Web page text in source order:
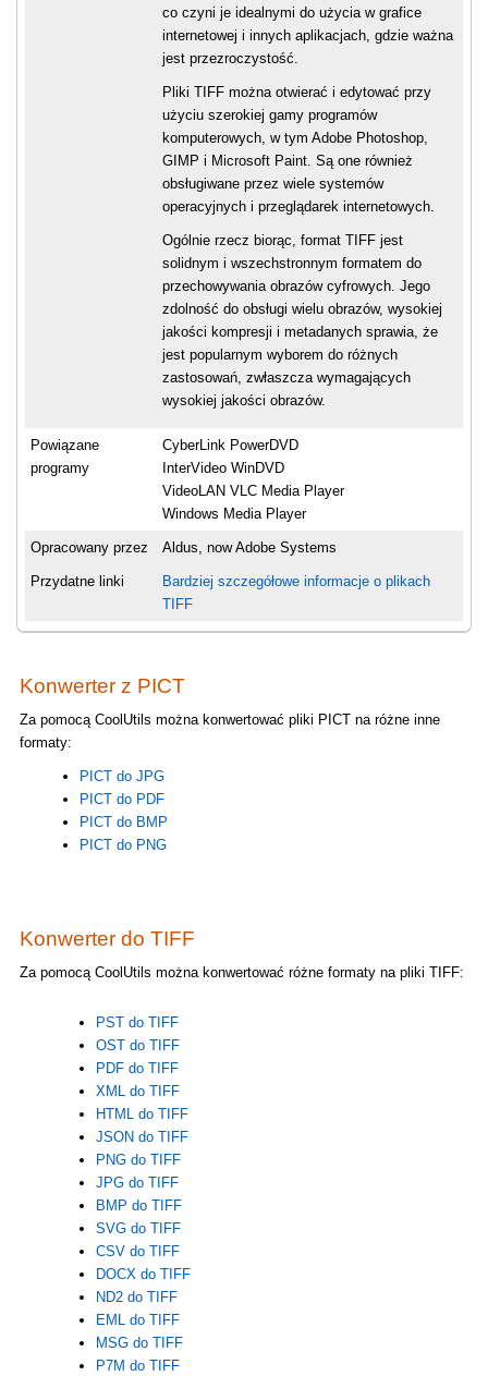
co czyni je idealnymi do użycia w grafice
internetowej i innych aplikacjach, gdzie ważna
jest przezroczystość.
Pliki TIFF można otwierać i edytować przy
użyciu szerokiej gamy programów
komputerowych, w tym Adobe Photoshop,
GIMP i Microsoft Paint. Są one również
obsługiwane przez wiele systemów
operacyjnych i przeglądarek internetowych.
Ogólnie rzecz biorąc, format TIFF jest
solidnym i wszechstronnym formatem do
przechowywania obrazów cyfrowych. Jego
zdolność do obsługi wielu obrazów, wysokiej
jakości kompresji i metadanych sprawia, że
jest popularnym wyborem do różnych
zastosowań, zwłaszcza wymagających
wysokiej jakości obrazów.
Powiązane
programy
CyberLink PowerDVD
InterVideo WinDVD
VideoLAN VLC Media Player
Windows Media Player
Opracowany przez Aldus, now Adobe Systems
Przydatne linki
Bardziej szczegółowe informacje o plikach
TIFF
Konwerter z PICT
Za pomocą CoolUtils można konwertować pliki PICT na różne inne
formaty:
PICT do JPG
PICT do PDF
PICT do BMP
PICT do PNG
Konwerter do TIFF
Za pomocą CoolUtils można konwertować różne formaty na pliki TIFF:
PST do TIFF
OST do TIFF
PDF do TIFF
XML do TIFF
HTML do TIFF
JSON do TIFF
PNG do TIFF
JPG do TIFF
BMP do TIFF
SVG do TIFF
CSV do TIFF
DOCX do TIFF
ND2 do TIFF
EML do TIFF
MSG do TIFF
P7M do TIFF